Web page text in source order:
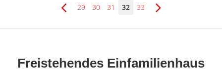
29 30 31 32 33
Freistehendes Einfamilienhaus